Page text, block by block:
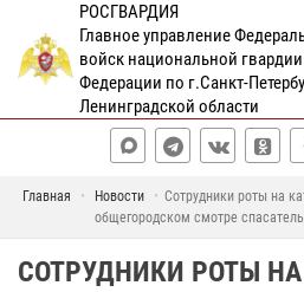
РОСГВАРДИЯ
Главное управление
войск национальной
Федерации по г.Санкт-
Ленинградской области
Главная Новости
Сотрудники роты на
общегородском смотре
СОТРУДНИКИ РОТЫ